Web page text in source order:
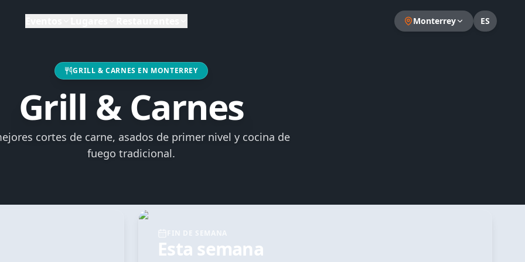
Monterrey ES
GRILL & CARNES EN MONTERREY
Grill & Carnes
cortes de carne, asados de primer nivel y cocina de
fuego tradicional.
Esta semana